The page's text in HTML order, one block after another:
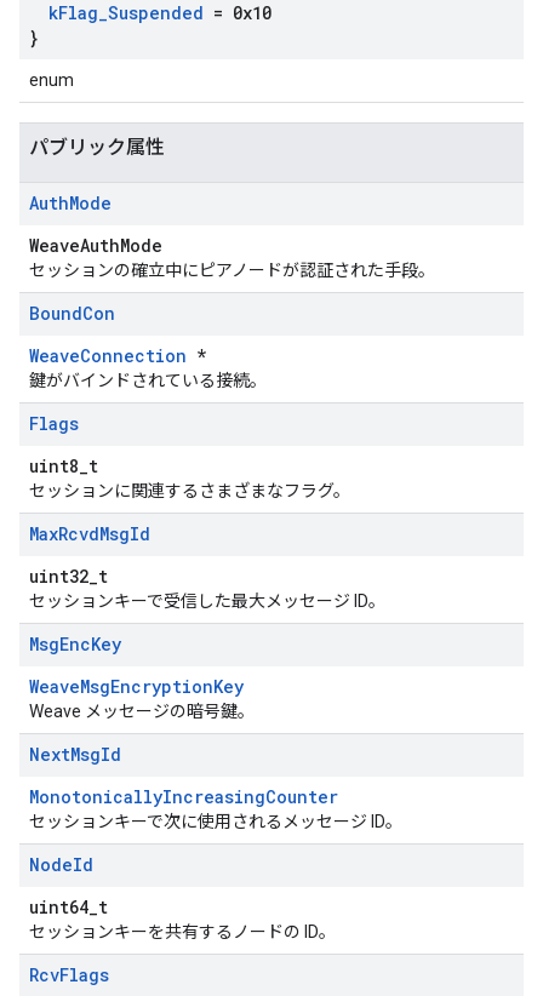
kFlag_Suspended = 0x10
}
enum
パブリック属性
AuthMode
WeaveAuthMode
セッションの確立中にピアノードが認証された手段。
BoundCon
WeaveConnection *
鍵がバインドされている接続。
Flags
uint8_t
セッションに関連するさまざまなフラグ。
MaxRcvdMsgId
uint32_t
セッションキーで受信した最大メッセージ ID。
MsgEncKey
WeaveMsgEncryptionKey
Weave メッセージの暗号鍵。
NextMsgId
MonotonicallyIncreasingCounter
セッションキーで次に使用されるメッセージ ID。
NodeId
uint64_t
セッションキーを共有するノードの ID。
RcvFlags